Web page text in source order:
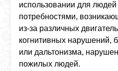
использовании для
потребностями,
из-за различных
когнитивных нарушений,
или дальтонизма,
пожилых людей.